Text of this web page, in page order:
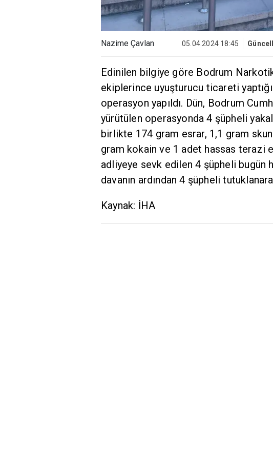
Nazime Çavlan 05.04.2024 18:45
Edinilen bilgiye göre Bodrum
ekiplerince uyuşturucu ticareti
operasyon yapıldı. Dün, Bodrum
yürütülen operasyonda 4 şüpheli
birlikte 174 gram esrar, 1,1 gram
gram kokain ve 1 adet hassas terazi
adliyeye sevk edilen 4 şüpheli bugün
davanın ardından 4 şüpheli
Kaynak: İHA